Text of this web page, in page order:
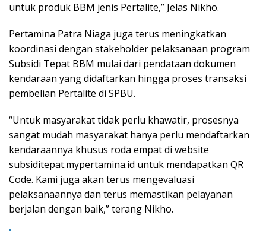
untuk produk BBM jenis Pertalite,” Jelas Nikho.
Pertamina Patra Niaga juga terus meningkatkan
koordinasi dengan stakeholder pelaksanaan program
Subsidi Tepat BBM mulai dari pendataan dokumen
kendaraan yang didaftarkan hingga proses transaksi
pembelian Pertalite di SPBU.
“Untuk masyarakat tidak perlu khawatir, prosesnya
sangat mudah masyarakat hanya perlu mendaftarkan
kendaraannya khusus roda empat di website
subsiditepat.mypertamina.id untuk mendapatkan QR
Code. Kami juga akan terus mengevaluasi
pelaksanaannya dan terus memastikan pelayanan
berjalan dengan baik,” terang Nikho.